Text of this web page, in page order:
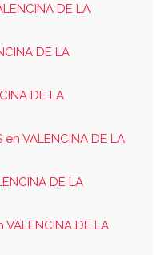
DE LA
DE LA
DE LA
VALENCINA DE LA
DE LA
DE LA